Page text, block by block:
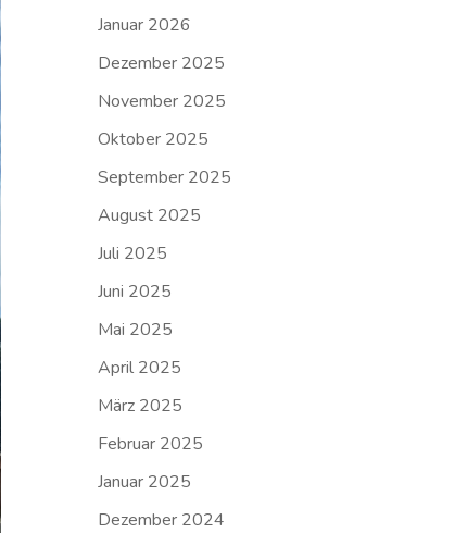
Januar 2026
Dezember 2025
November 2025
Oktober 2025
September 2025
August 2025
Juli 2025
Juni 2025
Mai 2025
April 2025
März 2025
Februar 2025
Januar 2025
Dezember 2024